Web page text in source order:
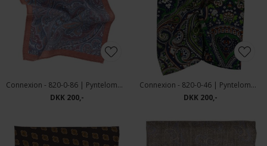
Connexion - 820-0-86 | Pyntelommetørklæde
DKK 200,-
Connexion - 820-0-46 | Pyntelommetørklæde Grøn
DKK 200,-